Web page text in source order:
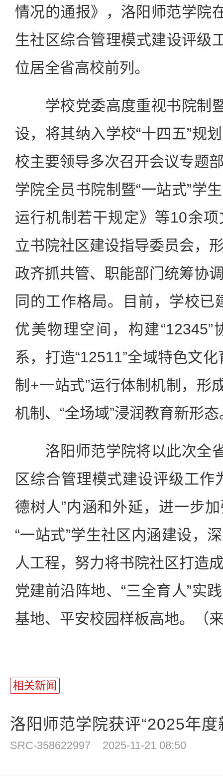
情况的通报》，洛阳师范学院
生社区综合管理模式建设评级
位居全省高校前列。
学校党委高度重视书院制暨
设，将其纳入学校“十四五”规
校主要领导多次召开会议专题
学院全员书院制暨“一站式”学
运行机制若干规定》等10余
立书院社区建设指导委员会，
政齐抓共管、职能部门统筹协
同的工作格局。目前，学校已
优美物理空间，构建
系，打造“12511”全域特色文
制+一站式”运行体制机制，形
机制、“全场域”浸润教育新形态
洛阳师范学院将以此次全省
区综合管理模式建设评级工作
德树人”内涵和外延，进一步
“一站式”学生社区内涵建设，
人工程，努力将书院社区打造
党建前沿阵地、“三全育人”实
基地、平安校园样板高地。（
相关新闻
洛阳师范学院获评“2025年
SRC-358622997 2025-11-21 08:50